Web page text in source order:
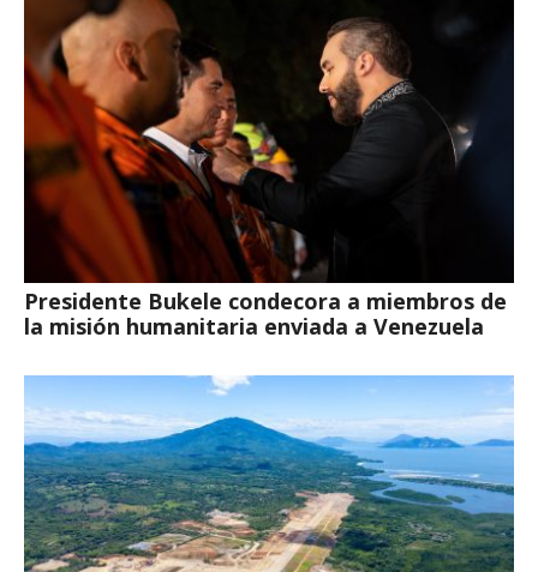
Presidente Bukele condecora a miembros de
la misión humanitaria enviada a Venezuela